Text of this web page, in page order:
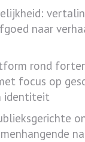
naar
rond
focus op
identiteit